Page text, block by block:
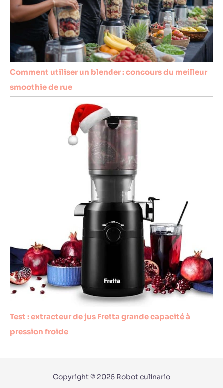
Comment utiliser un blender : concours du meilleur
smoothie de rue
Test : extracteur de jus Fretta grande capacité à
pression froide
Copyright © 2026 Robot culinario